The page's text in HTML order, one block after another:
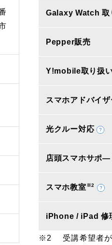
Galaxy Watch 取
Pepper販売
Y!mobile取り扱
スマホアドバイ
光クルー対応
店頭スマホサポ―
スマホ教室※2
iPhone / iPad 修
受講希望者